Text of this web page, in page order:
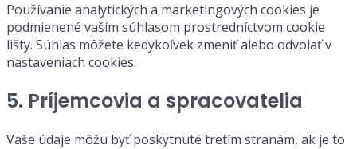
Používanie analytických a marketingových cookies je
podmienené vaším súhlasom prostredníctvom cookie
lišty. Súhlas môžete kedykoľvek zmeniť alebo odvolať v
nastaveniach cookies.
5. Príjemcovia a spracovatelia
Vaše údaje môžu byť poskytnuté tretím stranám, ak je to